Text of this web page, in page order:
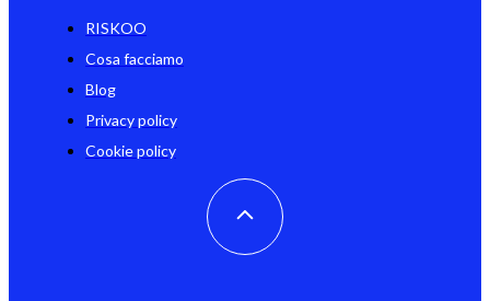
RISKOO
Cosa facciamo
Blog
Privacy policy
Cookie policy